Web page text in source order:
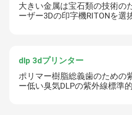
大きい金属は宝石類の技術の
ーザー3Dの印字機RITONを選
dlp 3dプリンター
ポリマー樹脂総義歯のための
ー低い臭気DLPの紫外線標準